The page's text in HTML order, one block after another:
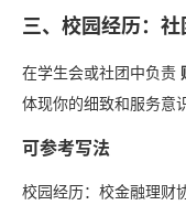
三、校园经历：
在学生会或社团中负责
体现你的细致和服务意识
可参考写法
校园经历：校金融理